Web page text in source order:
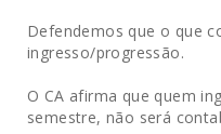
Defendemos que o que
ingresso/progressão.
O CA afirma que quem
semestre, não será